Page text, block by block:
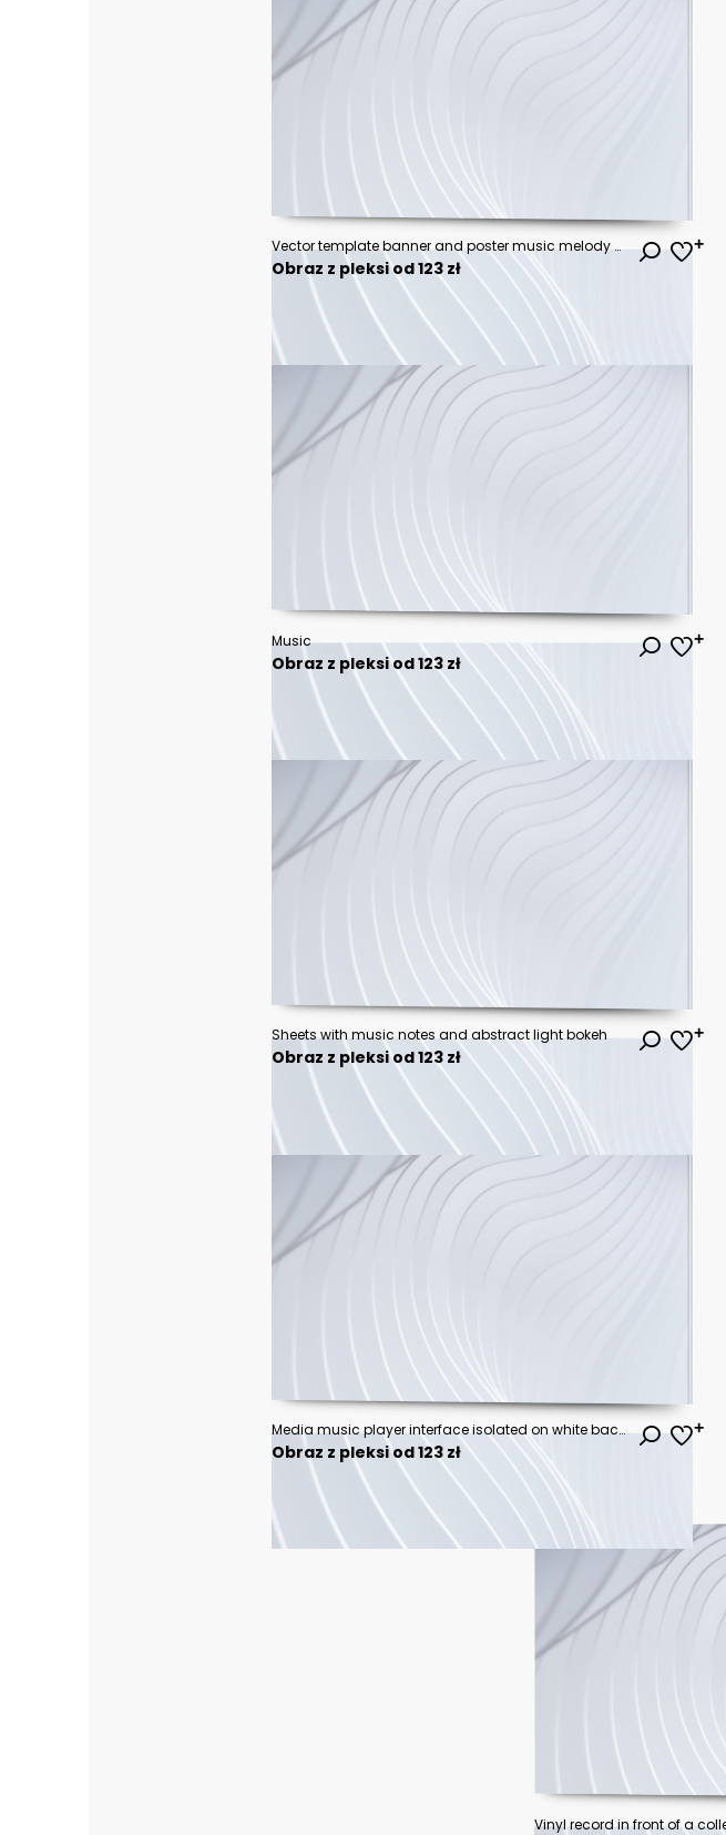
Vector template banner and poster music melody note dancing flow . Concept background for song and concert theme.
Obraz z pleksi od 123 zł
Music
Obraz z pleksi od 123 zł
Sheets with music notes and abstract light bokeh
Obraz z pleksi od 123 zł
Media music player interface isolated on white background. Multimedia frame template. Mockup live stream window, player. Online broadcasting. Multimedia navigation and music application.
Obraz z pleksi od 123 zł